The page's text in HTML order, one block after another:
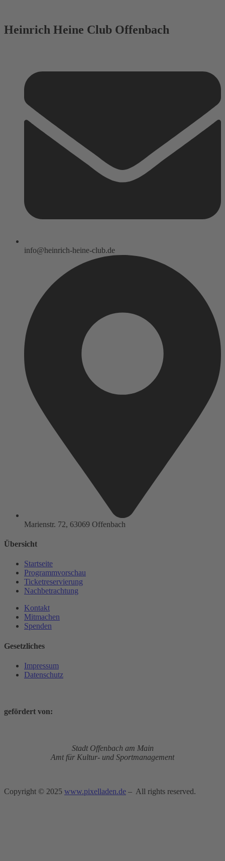
Heinrich Heine Club Offenbach
info@heinrich-heine-club.de
Marienstr. 72, 63069 Offenbach
Übersicht
Startseite
Programmvorschau
Ticketreservierung
Nachbetrachtung
Kontakt
Mitmachen
Spenden
Gesetzliches
Impressum
Datenschutz
gefördert von:
Stadt Offenbach am Main
Amt für Kultur- und Sportmanagement
Copyright © 2025 www.pixelladen.de – All rights reserved.